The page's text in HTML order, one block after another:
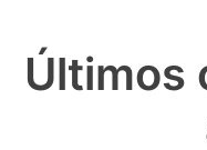
Últimos